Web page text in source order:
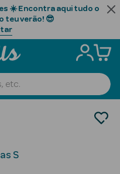
☀️ Encontra aqui tudo o
teu verão! 😎
S